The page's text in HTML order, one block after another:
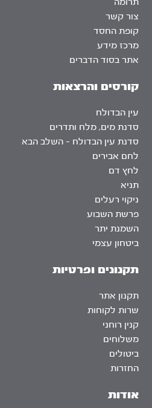
אודות
צור קשר
קופת החסד
מרכז מידע
אתר בסוד הדברים
קורסים והרצאות
עין הבדולח
סדנת מים, מלח ותדרים
סדנת עין הבדולח – השלב הבא
לחם אבירים
לחץ דם
תניא
ניקוי רעלים
פרשת השבוע
השמנת יתר
ביטחון עצמי
תקנונים ופרטיות
תקנון אתר
שרות לקוחות
קנין רוחני
משלוחים
ביטולים
החזרות